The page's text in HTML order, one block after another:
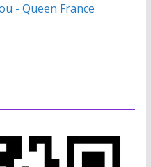
- Queen France